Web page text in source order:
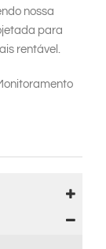
nossa
para
rentável.